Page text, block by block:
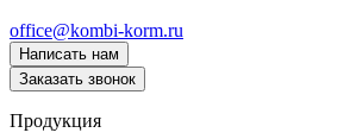
office@kombi-korm.ru
Написать нам
Заказать звонок
Продукция